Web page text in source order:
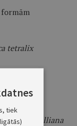
formām
tetralix
Carex davalliana
tiek